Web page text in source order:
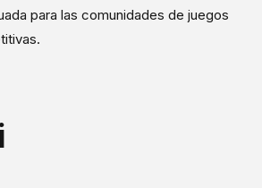
para las comunidades de juegos